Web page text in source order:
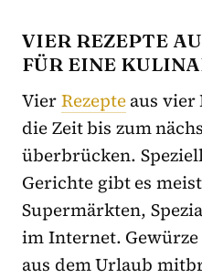
VIER REZEPTE
FÜR EINE
VierRezepteaus vier
die Zeit bis zum
überbrücken.
Gerichte gibt es
Supermärkten,
im Internet.
aus dem Urlaub